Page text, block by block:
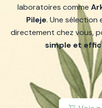
laboratoires comme
Pileje. Une sélection
directement chez vous,
simple et